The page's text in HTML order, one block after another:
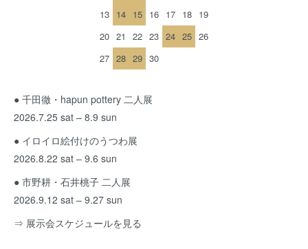
13 14 15 16 17 18 19
20 21 22 23 24 25 26
27 28 29 30
● 千田徹・hapun pottery 二人展
2026.7.25 sat – 8.9 sun
● イロイロ絵付けのうつわ展
2026.8.22 sat – 9.6 sun
● 市野耕・石井桃子 二人展
2026.9.12 sat – 9.27 sun
⇒ 展示会スケジュールを見る